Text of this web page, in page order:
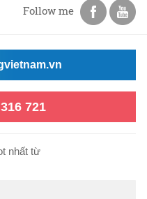
Follow me
721
nhất từ